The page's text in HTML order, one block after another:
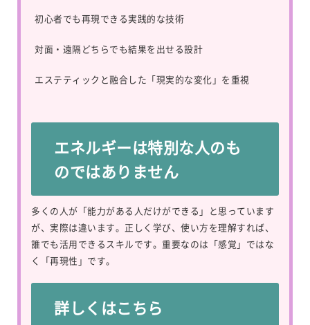
初心者でも再現できる実践的な技術
対面・遠隔どちらでも結果を出せる設計
エステティックと融合した「現実的な変化」を重視
エネルギーは特別な人のも
のではありません
多くの人が「能力がある人だけができる」と思っています
が、実際は違います。正しく学び、使い方を理解すれば、
誰でも活用できるスキルです。重要なのは「感覚」ではな
く「再現性」です。
詳しくはこちら